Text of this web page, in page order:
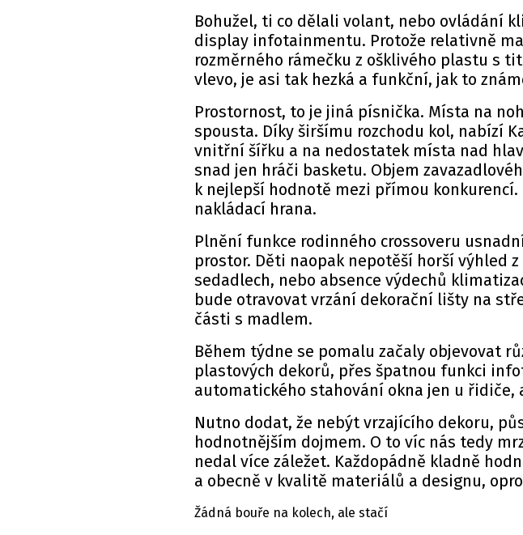
Bohužel, ti co dělali volant, nebo ovládání
display infotainmentu. Protože relativně
rozměrného rámečku z ošklivého plastu s
vlevo, je asi tak hezká a funkční, jak to
Prostornost, to je jiná písnička. Místa na
spousta. Díky širšímu rozchodu kol, nabízí
vnitřní šířku a na nedostatek místa nad
snad jen hráči basketu. Objem
k nejlepší hodnotě mezi přímou konkurencí.
nakládací hrana.
Plnění funkce rodinného crossoveru
prostor. Děti naopak nepotěší horší výhled z
sedadlech, nebo absence výdechů
bude otravovat vrzání dekorační lišty na
části s madlem.
Během týdne se pomalu začaly objevovat
plastových dekorů, přes špatnou funkci
automatického stahování okna jen u řidiče,
Nutno dodat, že nebýt vrzajícího dekoru,
hodnotnějším dojmem. O to víc nás tedy
nedal více záležet. Každopádně kladně
a obecně v kvalitě materiálů a designu,
Žádná bouře na kolech, ale stačí